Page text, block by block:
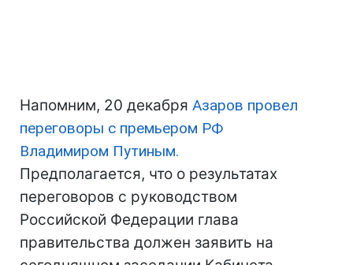
Напомним, 20 декабря Азаров провел
переговоры с премьером РФ
Владимиром Путиным.
Предполагается, что о результатах
переговоров с руководством
Российской Федерации глава
правительства должен заявить на